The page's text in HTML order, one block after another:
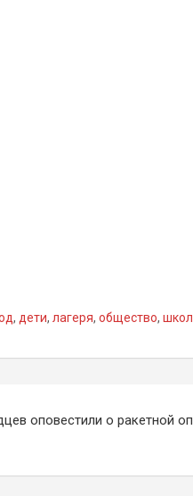
, дети, лагеря, общество,
оповестили о ракетной